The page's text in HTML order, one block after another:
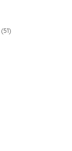
5151